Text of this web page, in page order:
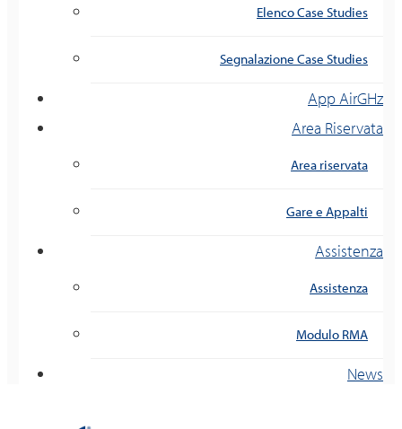
Elenco Case Studies
Segnalazione Case Studies
App AirGHz
Area Riservata
Area riservata
Gare e Appalti
Assistenza
Assistenza
Modulo RMA
News